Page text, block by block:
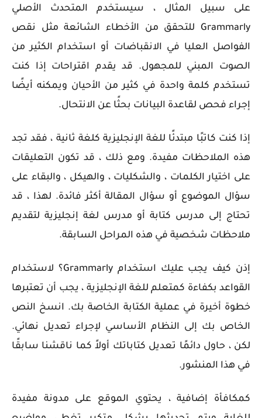
على سبيل المثال ، سيستخدم المتحدث الأصلي
Grammarly للتحقق من الأخطاء الشائعة مثل نقص
الفواصل العليا في الانقباضات أو استخدام الكثير من
الصوت المبني للمجهول. قد يقدم اقتراحات إذا كنت
تستخدم كلمة واحدة في كثير من الأحيان ويمكنه أيضًا
إجراء فحص لقاعدة البيانات بحثًا عن الانتحال.
إذا كنت كاتبًا مبتدئًا للغة الإنجليزية كلغة ثانية ، فقد تجد
هذه الملاحظات مفيدة. ومع ذلك ، قد تكون التعليقات
على اختيار الكلمات ، والشكليات ، والهيكل ، والبقاء على
سؤال الموضوع أو سؤال المقالة أكثر فائدة. لهذا ، قد
تحتاج إلى مدرس كتابة أو مدرس لغة إنجليزية لتقديم
ملاحظات شخصية في هذه المراحل السابقة.
إذن كيف يجب عليك استخدام Grammarly؟ لاستخدام
القواعد بكفاءة كمتعلم للغة الإنجليزية ، يجب أن تعتبرها
خطوة أخيرة في عملية الكتابة الخاصة بك. انسخ النص
الخاص بك إلى النظام الأساسي لإجراء تعديل نهائي.
لكن ، حاول دائمًا تعديل كتاباتك أولاً كما ناقشنا سابقًا
في هذا المنشور.
كمكافأة إضافية ، يحتوي الموقع على مدونة مفيدة